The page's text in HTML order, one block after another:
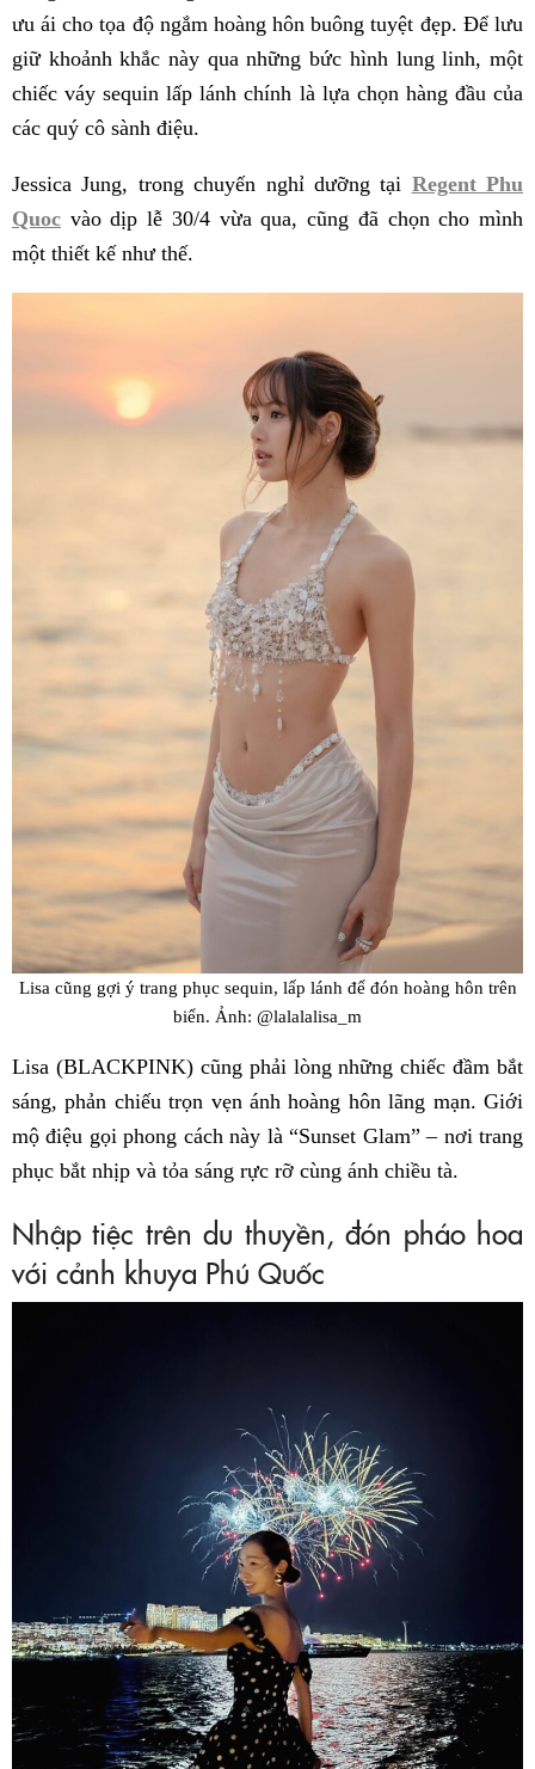
ưu ái cho tọa độ ngắm hoàng hôn buông tuyệt đẹp. Để lưu
giữ khoảnh khắc này qua những bức hình lung linh, một
chiếc váy sequin lấp lánh chính là lựa chọn hàng đầu của
các quý cô sành điệu.
Jessica Jung, trong chuyến nghỉ dưỡng tại Regent Phu
Quoc vào dịp lễ 30/4 vừa qua, cũng đã chọn cho mình
một thiết kế như thế.
Lisa cũng gợi ý trang phục sequin, lấp lánh để đón hoàng hôn trên
biển. Ảnh: @lalalalisa_m
Lisa (BLACKPINK) cũng phải lòng những chiếc đầm bắt
sáng, phản chiếu trọn vẹn ánh hoàng hôn lãng mạn. Giới
mộ điệu gọi phong cách này là “Sunset Glam” – nơi trang
phục bắt nhịp và tỏa sáng rực rỡ cùng ánh chiều tà.
Nhập tiệc trên du thuyền, đón pháo hoa
với cảnh khuya Phú Quốc